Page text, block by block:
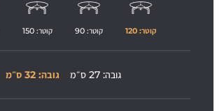
קוטר: 120 קוטר: 90 קוטר: 150
גובה: 27 ס״מ גובה: 32 ס״מ